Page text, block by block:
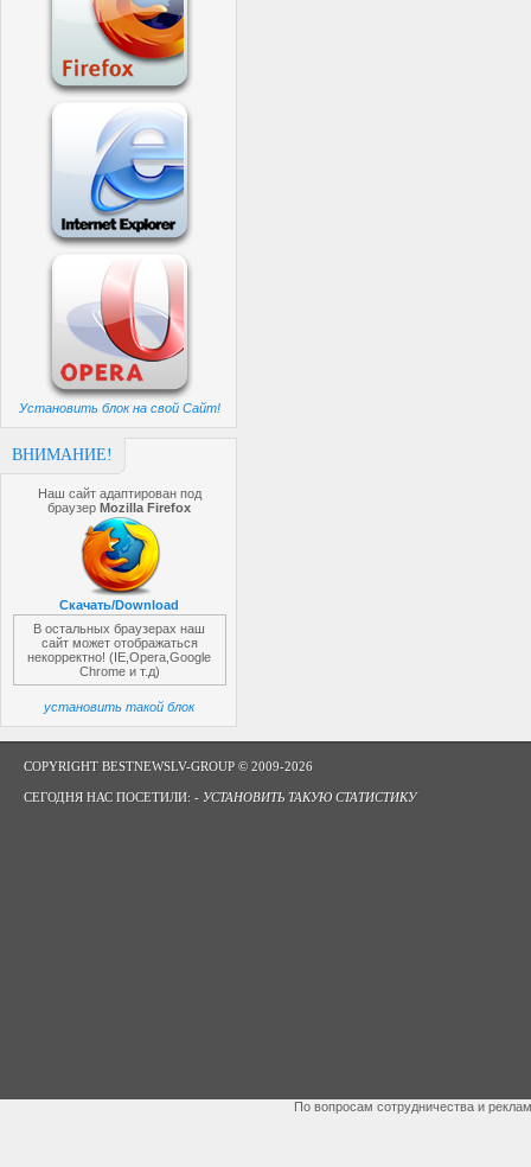
Установить блок на свой Сайт!
ВНИМАНИЕ!
Наш сайт адаптирован под
браузерMozilla Firefox
Скачать/Download
В остальных браузерах наш
сайт может отображаться
некорректно! (IE,Opera,Google
Chrome и т.д)
установить такой блок
COPYRIGHT BESTNEWSLV-GROUP © 2009-2026
СЕГОДНЯ НАС ПОСЕТИЛИ: - УСТАНОВИТЬ ТАКУЮ СТАТИСТИКУ
По вопросам сотрудничества и